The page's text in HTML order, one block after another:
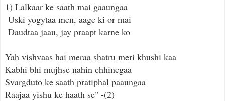
1) Lalkaar ke saath mai gaaungaa
Uski yogytaa men, aage ki or mai
Daudtaa jaau, jay praapt karne ko
Yah vishvaas hai meraa shatru meri khushi kaa
Kabhi bhi mujhse nahin chhinegaa
Svargduto ke saath pratiphal paaungaa
Raajaa yishu ke haath se" -(2)